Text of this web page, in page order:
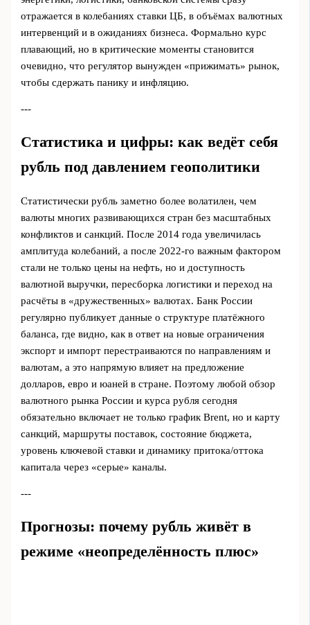
отражается в колебаниях ставки ЦБ, в объёмах валютных
интервенций и в ожиданиях бизнеса. Формально курс
плавающий, но в критические моменты становится
очевидно, что регулятор вынужден «прижимать» рынок,
чтобы сдержать панику и инфляцию.
---
Статистика и цифры: как ведёт себя
рубль под давлением геополитики
Статистически рубль заметно более волатилен, чем
валюты многих развивающихся стран без масштабных
конфликтов и санкций. После 2014 года увеличилась
амплитуда колебаний, а после 2022‑го важным фактором
стали не только цены на нефть, но и доступность
валютной выручки, пересборка логистики и переход на
расчёты в «дружественных» валютах. Банк России
регулярно публикует данные о структуре платёжного
баланса, где видно, как в ответ на новые ограничения
экспорт и импорт перестраиваются по направлениям и
валютам, а это напрямую влияет на предложение
долларов, евро и юаней в стране. Поэтому любой обзор
валютного рынка России и курса рубля сегодня
обязательно включает не только график Brent, но и карту
санкций, маршруты поставок, состояние бюджета,
уровень ключевой ставки и динамику притока/оттока
капитала через «серые» каналы.
---
Прогнозы: почему рубль живёт в
режиме «неопределённость плюс»